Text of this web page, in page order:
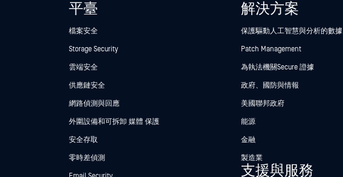
平臺
檔案安全
Storage Security
雲端安全
供應鏈安全
網路偵測與回應
外圍設備和可拆卸 媒體 保護
安全存取
零時差偵測
解決方案
保護驅動人工智慧與分析的數據
Patch Management
為執法機關Secure 證據
政府、國防與情報
美國聯邦政府
能源
金融
製造業
支援與服務